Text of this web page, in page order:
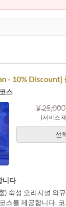
- 10% Discount]
스
¥ 25,000
(서비스
선
니다
) 숙성 오리지널 와
스를 제공합니다.